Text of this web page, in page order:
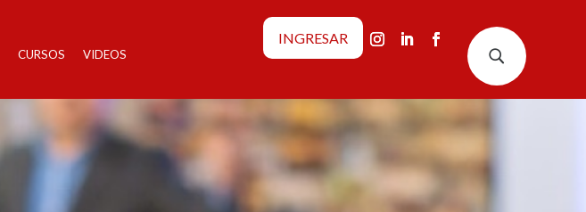
CURSOS VIDEOS U
INGRESAR